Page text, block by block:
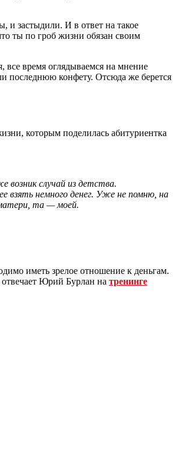
и застыдили. И в ответ на такое
ты по гроб жизни обязан своим
время оглядываемся на мнение
последнюю конфету. Отсюда же берется
которым поделилась абитуриентка
возник случай из детства.
взять немного денег. Уже не помню, на
та — моей.
иметь зрелое отношение к деньгам.
отвечает Юрий Бурлан на тренинге